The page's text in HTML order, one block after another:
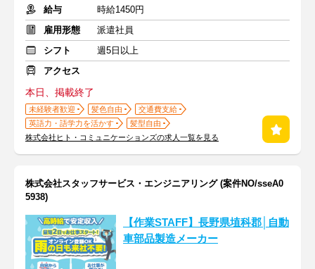
給与
時給1450円
雇用形態
派遣社員
シフト
週5日以上
アクセス
本日、掲載終了
未経験者歓迎 髪色自由
交通費支給
英語力・語学力を活かす
髪型自由
株式会社ヒト・コミュニケーションズの求人一覧を見る
株式会社スタッフサービス・エンジニアリング (案件NO/sseA0
5938)
【作業STAFF】長野県埴科郡│自動
車部品製造メーカー